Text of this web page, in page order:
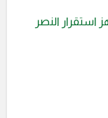
النصر